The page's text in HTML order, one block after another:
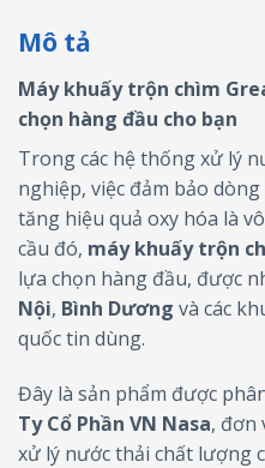
Mô tả
Máy khuấy trộn chìm
chọn hàng đầu cho bạn
Trong các hệ thống xử lý
nghiệp, việc đảm bảo
tăng hiệu quả oxy hóa là
cầu đó, máy khuấy trộn
lựa chọn hàng đầu, được
Nội, Bình Dương và các
quốc tin dùng.
Đây là sản phẩm được
Ty Cổ Phần VN Nasa, đơn
xử lý nước thải chất lượng